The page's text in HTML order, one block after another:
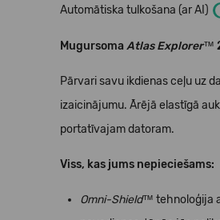
Automātiska tulkošana (ar AI)
Mugursoma Atlas Explorer™
Pārvari savu ikdienas ceļu uz
izaicinājumu. Ārējā elastīgā
portatīvajam datoram.
Viss, kas jums nepieciešams:
Omni-Shield™ tehnoloģija